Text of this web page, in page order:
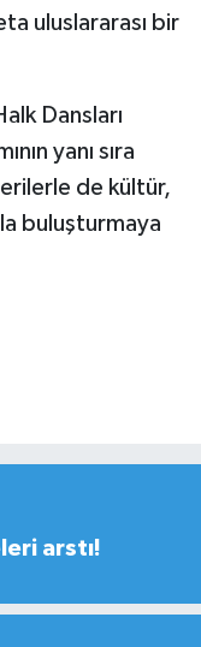
uluslararası bir
Dansları
yanı sıra
de kültür,
buluşturmaya
arstı!